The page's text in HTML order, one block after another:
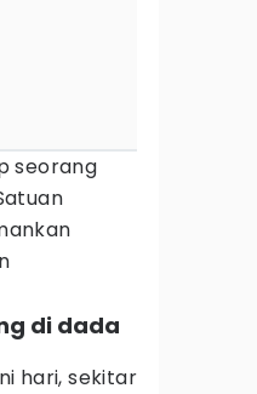
seorang
di dada
hari, sekitar